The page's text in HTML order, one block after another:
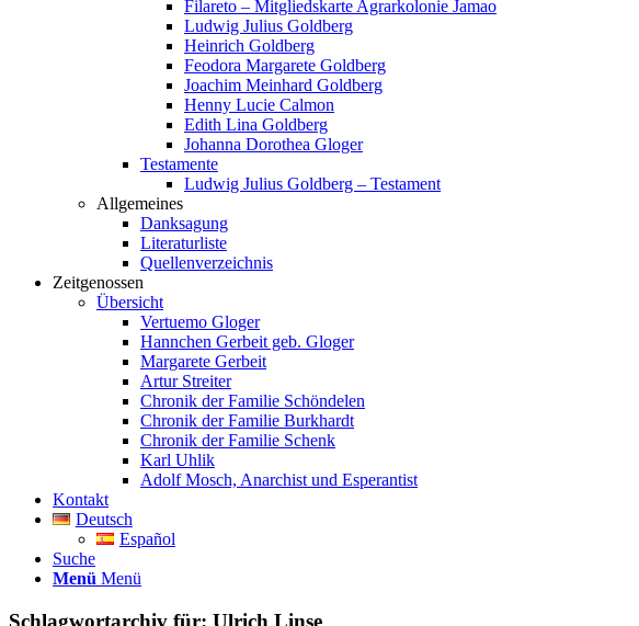
Filareto – Mitgliedskarte Agrarkolonie Jamao
Ludwig Julius Goldberg
Heinrich Goldberg
Feodora Margarete Goldberg
Joachim Meinhard Goldberg
Henny Lucie Calmon
Edith Lina Goldberg
Johanna Dorothea Gloger
Testamente
Ludwig Julius Goldberg – Testament
Allgemeines
Danksagung
Literaturliste
Quellenverzeichnis
Zeitgenossen
Übersicht
Vertuemo Gloger
Hannchen Gerbeit geb. Gloger
Margarete Gerbeit
Artur Streiter
Chronik der Familie Schöndelen
Chronik der Familie Burkhardt
Chronik der Familie Schenk
Karl Uhlik
Adolf Mosch, Anarchist und Esperantist
Kontakt
Deutsch
Español
Suche
Menü Menü
Schlagwortarchiv für: Ulrich Linse